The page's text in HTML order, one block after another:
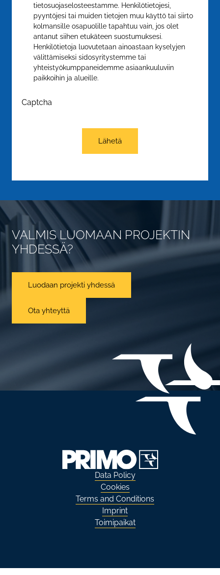
tietosuojaselosteestamme. Henkilötietojesi,
pyyntöjesi tai muiden tietojen muu käyttö tai siirto
kolmansille osapuolille tapahtuu vain, jos olet
antanut siihen etukäteen suostumuksesi.
Henkilötietoja luovutetaan ainoastaan kyselyjen
välittämiseksi sidosyritystemme tai
yhteistyökumppaneidemme asiaankuuluviin
paikkoihin ja alueille.
Captcha
Lähetä
VALMIS LUOMAAN PROJEKTIN
YHDESSÄ?
Luodaan projekti yhdessä
Ota yhteyttä
Data Policy
Cookies
Terms and Conditions
Imprint
Toimipaikat